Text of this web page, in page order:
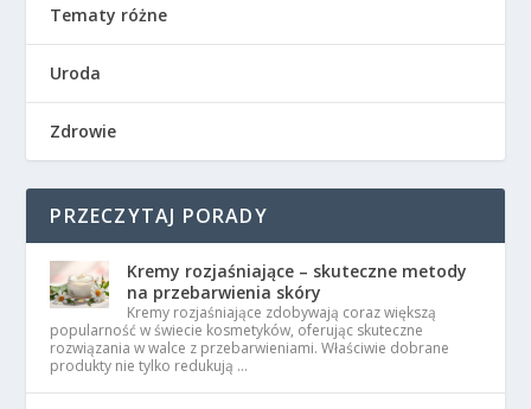
Tematy różne
Uroda
Zdrowie
PRZECZYTAJ PORADY
Kremy rozjaśniające – skuteczne metody
na przebarwienia skóry
Kremy rozjaśniające zdobywają coraz większą
popularność w świecie kosmetyków, oferując skuteczne
rozwiązania w walce z przebarwieniami. Właściwie dobrane
produkty nie tylko redukują …